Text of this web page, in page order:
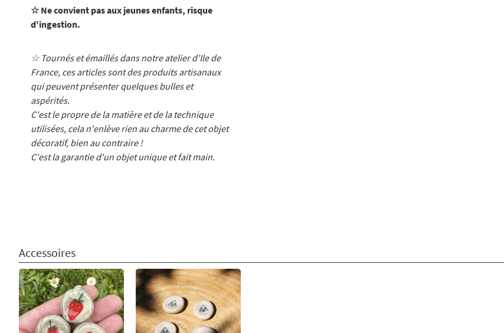
☆ Ne convient pas aux jeunes enfants, risque
d'ingestion.
☆ Tournés et émaillés dans notre atelier d'Ile de
France, ces articles sont des produits artisanaux
qui peuvent présenter quelques bulles et
aspérités.
C'est le propre de la matière et de la technique
utilisées, cela n'enlève rien au charme de cet objet
décoratif, bien au contraire !
C'est la garantie d'un objet unique et fait main.
Accessoires